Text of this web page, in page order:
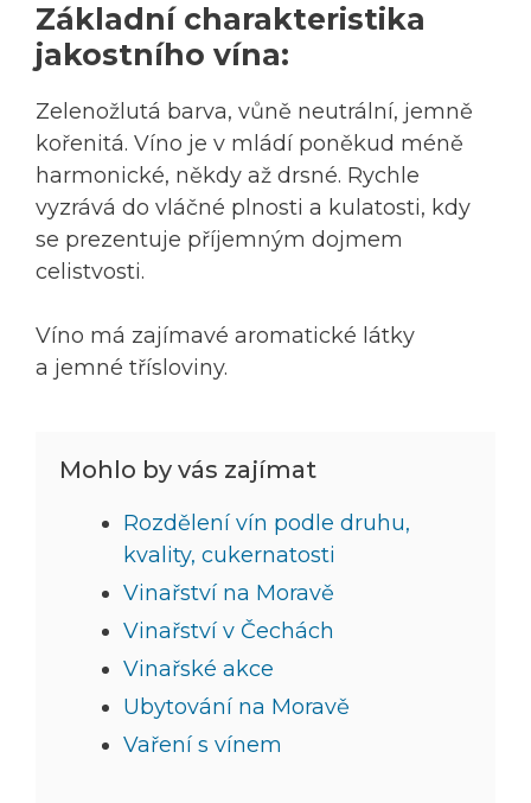
Základní charakteristika
jakostního vína:
Zelenožlutá barva, vůně neutrální, jemně
kořenitá. Víno je v mládí poněkud méně
harmonické, někdy až drsné. Rychle
vyzrává do vláčné plnosti a kulatosti, kdy
se prezentuje příjemným dojmem
celistvosti.
Víno má zajímavé aromatické látky
a jemné třísloviny.
Mohlo by vás zajímat
Rozdělení vín podle druhu,
kvality, cukernatosti
Vinařství na Moravě
Vinařství v Čechách
Vinařské akce
Ubytování na Moravě
Vaření s vínem